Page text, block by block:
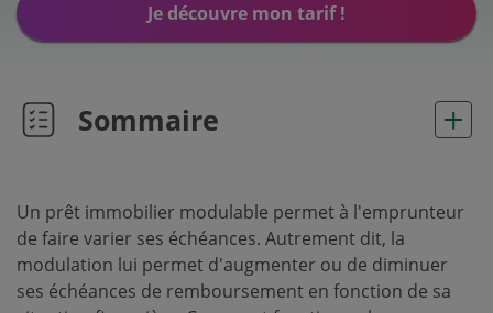
Je découvre mon tarif !
Sommaire
Un prêt immobilier modulable permet à l'emprunteur
de faire varier ses échéances. Autrement dit, la
modulation lui permet d'augmenter ou de diminuer
ses échéances de remboursement en fonction de sa